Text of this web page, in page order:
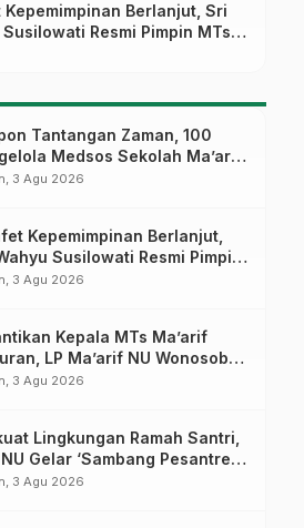
Kepemimpinan Berlanjut, Sri
Resmi Pimpin MTs
Tantangan Zaman, 100
Medsos Sekolah Ma’arif
Ikuti Pelatihan Literasi
3 Agu 2026
Kepemimpinan Berlanjut,
Susilowati Resmi Pimpin
Ma’arif Sapuran
3 Agu 2026
Kepala MTs Ma’arif
LP Ma’arif NU Wonosobo
Lima Amanah
3 Agu 2026
Lingkungan Ramah Santri,
NU Gelar ‘Sambang Pesantren’
3 Agu 2026